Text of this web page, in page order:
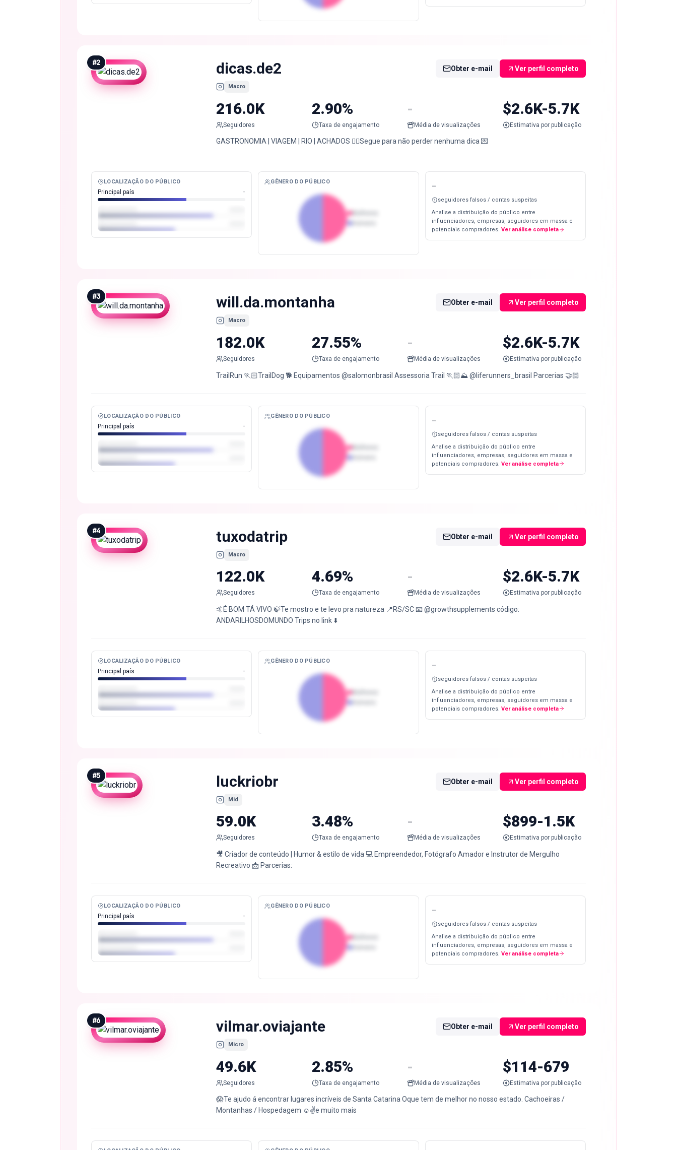
#2 dicas.de2
Macro
Obter e-mail Ver perfil completo
216.0K
Seguidores
2.90%
Taxa de engajamento
-
Média de visualizações
$2.6K-5.7K
Estimativa por publicação
GASTRONOMIA | VIAGEM | RIO | ACHADOS 👇🏻Segue para não perder nenhuma dica 💌
LOCALIZAÇÃO DO PÚBLICO
Principal país -
GÊNERO DO PÚBLICO -
seguidores falsos / contas suspeitas
Analise a distribuição do público entre
influenciadores, empresas, seguidores em massa e
potenciais compradores. Ver análise completa
#3 will.da.montanha
Macro
Obter e-mail Ver perfil completo
182.0K
Seguidores
27.55%
Taxa de engajamento
-
Média de visualizações
$2.6K-5.7K
Estimativa por publicação
TrailRun 🏃🏻TrailDog 🐕 Equipamentos @salomonbrasil Assessoria Trail 🏃🏻⛰️ @liferunners_brasil Parcerias 🤝🏻
LOCALIZAÇÃO DO PÚBLICO
Principal país -
GÊNERO DO PÚBLICO
Mulheres
-
seguidores falsos / contas suspeitas
Analise a distribuição do público entre
influenciadores, empresas, seguidores em massa e
potenciais compradores. Ver análise completa
#4 tuxodatrip
Macro
Obter e-mail Ver perfil completo
122.0K
Seguidores
4.69%
Taxa de engajamento
-
Média de visualizações
$2.6K-5.7K
Estimativa por publicação
🤙É BOM TÁ VIVO 🍃Te mostro e te levo pra natureza 📍RS/SC 📧 @growthsupplements código:
ANDARILHOSDOMUNDO Trips no link ⬇️
LOCALIZAÇÃO DO PÚBLICO
Principal país -
GÊNERO DO PÚBLICO
Mulheres
-
seguidores falsos / contas suspeitas
Analise a distribuição do público entre
influenciadores, empresas, seguidores em massa e
potenciais compradores. Ver análise completa
#5 luckriobr
Mid
Obter e-mail Ver perfil completo
59.0K
Seguidores
3.48%
Taxa de engajamento
-
Média de visualizações
$899-1.5K
Estimativa por publicação
🎥 Criador de conteúdo | Humor & estilo de vida 💻 Empreendedor, Fotógrafo Amador e Instrutor de Mergulho
Recreativo 📩 Parcerias:
LOCALIZAÇÃO DO PÚBLICO
Principal país -
GÊNERO DO PÚBLICO -
seguidores falsos / contas suspeitas
Analise a distribuição do público entre
influenciadores, empresas, seguidores em massa e
potenciais compradores. Ver análise completa
#6 vilmar.oviajante
Micro
Obter e-mail Ver perfil completo
49.6K
Seguidores
2.85%
Taxa de engajamento
-
Média de visualizações
$114-679
Estimativa por publicação
😱Te ajudo á encontrar lugares incríveis de Santa Catarina Oque tem de melhor no nosso estado. Cachoeiras /
Montanhas / Hospedagem ☺️✌️e muito mais